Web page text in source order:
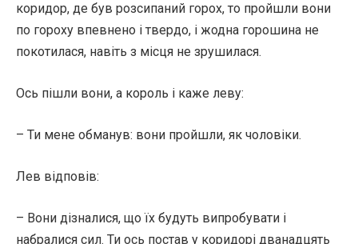
коридор, де був розсипаний горох, то пройшли вони
по гороху впевнено і твердо, і жодна горошина не
покотилася, навіть з місця не зрушилася.
Ось пішли вони, а король і каже леву:
– Ти мене обманув: вони пройшли, як чоловіки.
Лев відповів:
– Вони дізналися, що їх будуть випробувати і
набралися сил. Ти ось постав у коридорі дванадцять